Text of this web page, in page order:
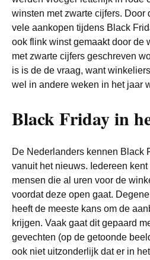
winsten met zwarte cijfers. Door
vele aankopen tijdens Black
ook flink winst gemaakt door de
met zwarte cijfers geschreven
is is de de vraag, want
wel in andere weken in het jaar
Black Friday in
De Nederlanders kennen Black
vanuit het nieuws. Iedereen
mensen die al uren voor de
voordat deze open gaat.
heeft de meeste kans om de
krijgen. Vaak gaat dit gepaard
gevechten (op de getoonde
ook niet uitzonderlijk dat er in